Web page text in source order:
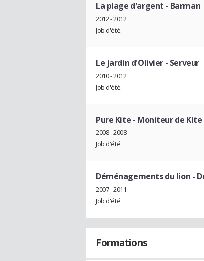
La plage d'argent - Barman
2012 - 2012
Job d'été.
Le jardin d'Olivier - Serveur
2010 - 2012
Job d'été.
Pure Kite - Moniteur de
2008 - 2008
Job d'été.
Déménagements du lion -
2007 - 2011
Job d'été.
Formations